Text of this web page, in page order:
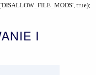
true);
I